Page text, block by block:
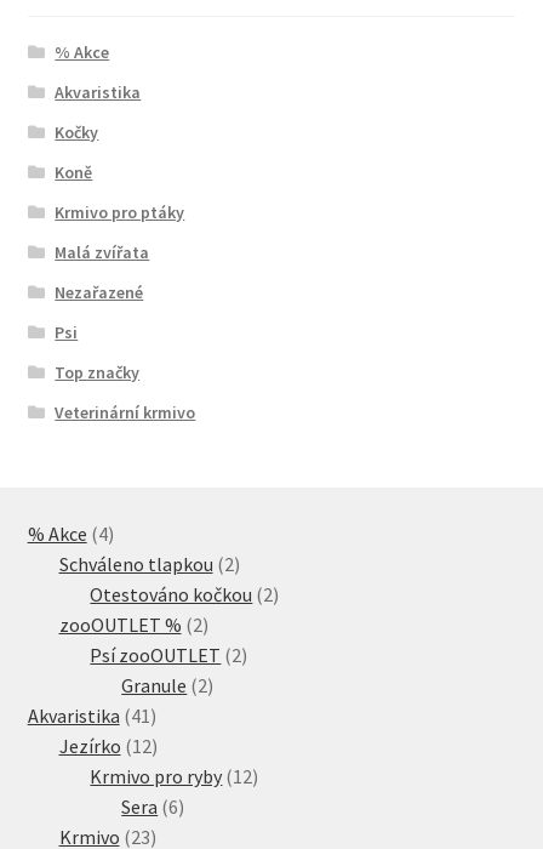
% Akce
Akvaristika
Kočky
Koně
Krmivo pro ptáky
Malá zvířata
Nezařazené
Psi
Top značky
Veterinární krmivo
% Akce 44
produkty
Schváleno tlapkou 22
produkty
Otestováno kočkou 22
zooOUTLET % 22
produkty
Psí zooOUTLET 22
Granule 22
Akvaristika 41 41
produktů
Jezírko 1212
produktů
Krmivo pro ryby 1212
Sera 66
Krmivo 2323